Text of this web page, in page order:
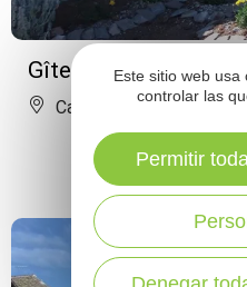
Gîte de Rouviac -
Castelnau-Pégayrols
Este sitio web usa
controlar las
Permitir